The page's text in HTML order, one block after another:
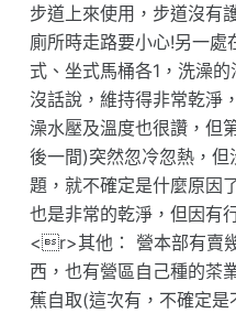
步道上來使用，步道沒有
廁所時走路要小心!另一
式、坐式馬桶各1，洗澡
沒話說，維持得非常乾淨
澡水壓及溫度也很讚，但
後一間)突然忽冷忽熱，
題，就不確定是什麼原因
也是非常的乾淨，但因有
<r>其他： 營本部有賣
西，也有營區自己種的茶
蕉自取(這次有，不確定是